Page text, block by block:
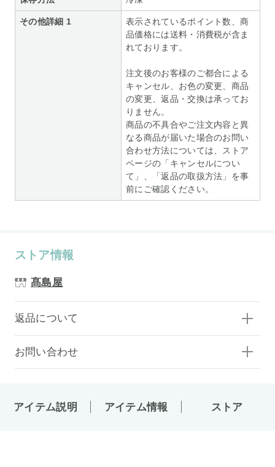
その他詳細 1
表示されているポイント数、商
品価格には送料・消費税が含ま
れております。
注文後のお客様のご都合による
キャンセル、お色の変更、商品
の変更、返品・交換は承ってお
りません。
商品の不具合やご注文内容と異
なる商品が届いた場合のお問い
合わせ方法については、ストア
ページの「キャンセルについ
て」、「返品の取扱方法」を事
前にご確認ください。
ストア情報
髙島屋
返品について
お問い合わせ
アイテム説明 アイテム情報 ストア